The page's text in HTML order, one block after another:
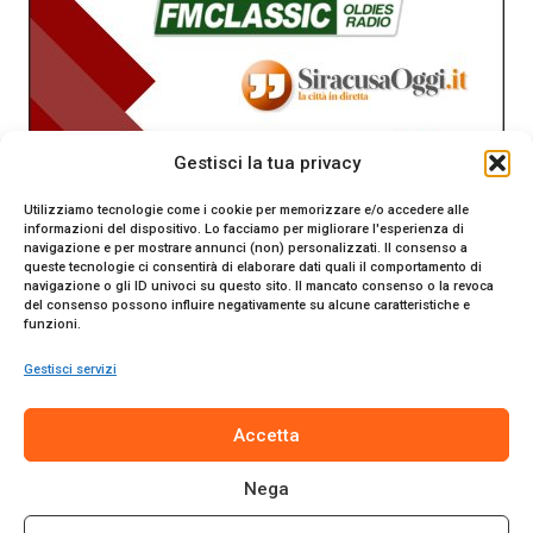
Gestisci la tua privacy
Utilizziamo tecnologie come i cookie per memorizzare e/o accedere alle
informazioni del dispositivo. Lo facciamo per migliorare l'esperienza di
navigazione e per mostrare annunci (non) personalizzati. Il consenso a
queste tecnologie ci consentirà di elaborare dati quali il comportamento di
navigazione o gli ID univoci su questo sito. Il mancato consenso o la revoca
del consenso possono influire negativamente su alcune caratteristiche e
funzioni.
Gestisci servizi
Accetta
Nega
Tribunale di Siracusa. Direttore responsabile Gianni Catania.
© 2024 Promo Italia S.r.l. Tutti i diritti riservati. | Sito web
realizzato daWeb-Arte.it